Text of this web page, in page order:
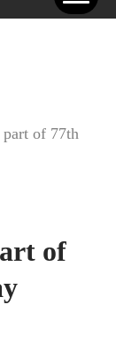
of 77th
of